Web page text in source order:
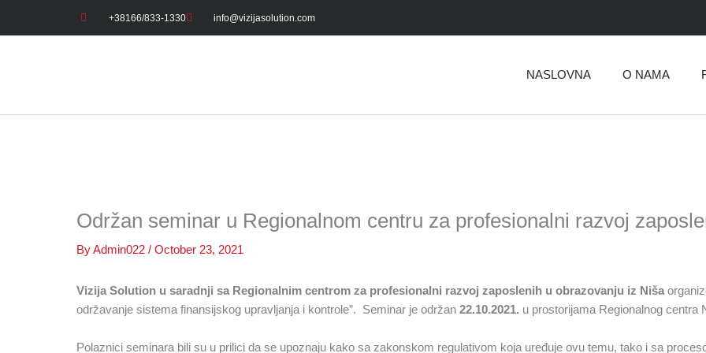
+38166/833-1330 info@vizijasolution.com
NASLOVNA O NAMA
Održan seminar u Regionalnom centru za profesionalni razvoj
ByAdmin022/October 23, 2021
Vizija Solution u saradnji sa Regionalnim centrom za profesionalni razvojzaposlenih u obrazovanju iz Niša
održavanje sistema finansijskog upravljanja i kontrole”. Seminar je održan22.10.2021. u prostorijama Regionalnog centra
Polaznici seminara bili su u prilici da se upoznaju kako sa zakonskom regulativom koja uređuje ovu temu, tako i sa